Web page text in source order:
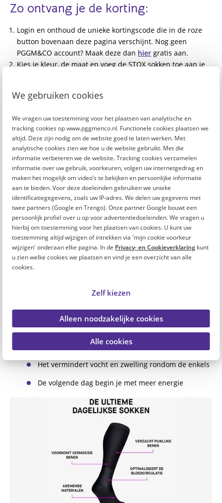
We gebruiken cookies
We vragen uw toestemming voor het plaatsen van analytische en
tracking cookies op www.pggmenco.nl. Functionele cookies plaatsen we
altijd. Deze zijn nodig om de website goed te laten werken. Met
analytische cookies zien we hoe u de website gebruikt. Met die
informatie verbeteren we de website. Tracking cookies verzamelen
informatie over uw gebruik, voorkeuren, volgen uw internetgedrag en
maken het mogelijk om video’s te bekijken en persoonlijke informatie
aan te bieden. Voor deze doeleinden gebruiken we unieke
identificatiegegevens, zoals uw IP-adres. We delen uw gegevens met
twee partners (Google en Trengo). Onze partner Google bouwt een
persoonlijk profiel over u op voor advertentiedoeleinden. We vragen u
hierbij om toestemming voor het plaatsen van cookies. U kunt uw
toestemming altijd wijzigen of intrekken via 'mijn cookie voorkeur
wijzigen' onderaan elke pagina. In de Privacy- en Cookieverklaring kunt
u zien welke cookies we plaatsen en vind je een overzicht van alle
cookies.
Zelf kiezen
Alleen noodzakelijke cookies
Alle cookies
Zo ontvang je de korting:
Login en onthoud de unieke kortingscode die in de roze
button bovenaan deze pagina verschijnt. Nog geen
PGGM&CO account? Maak deze dan hier gratis aan.
Kies je kleur, de maat en voeg de STOX sokken toe aan je
adresgegevens onder het icoontje 'Kortingscode' je unieke
Voorwaarden:
De actie geldt t/m 31 januari 2023 op het gehele
assortiment vanwww.stoxenergy.com
Deze unieke code kan binnen 24 uur per persoon
éénmalig worden gebruikt. Daarna vervalt de code
en is deze niet meer actief.
Dealgemene voorwaarden van STOX zijn van
toepassing.
Het voorkomt vermoeide en pijnlijke benen
Je hebt minder kans op spataderen
Het geeft verlichting bij rusteloze benen
Het vermindert vocht en zwelling rondom de enkels
De volgende dag begin je met meer energie